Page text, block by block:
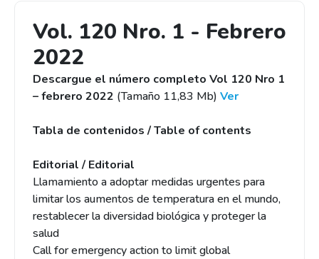
Vol. 120 Nro. 1 - Febrero
2022
Descargue el número completo Vol 120 Nro 1
– febrero 2022 (Tamaño 11,83 Mb) Ver
Tabla de contenidos / Table of contents
Editorial / Editorial
Llamamiento a adoptar medidas urgentes para
limitar los aumentos de temperatura en el mundo,
restablecer la diversidad biológica y proteger la
salud
Call for emergency action to limit global